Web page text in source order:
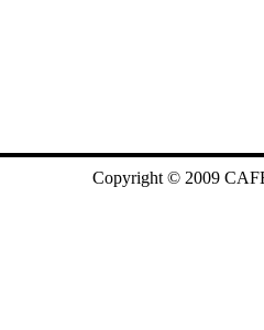
Copyright © 2009